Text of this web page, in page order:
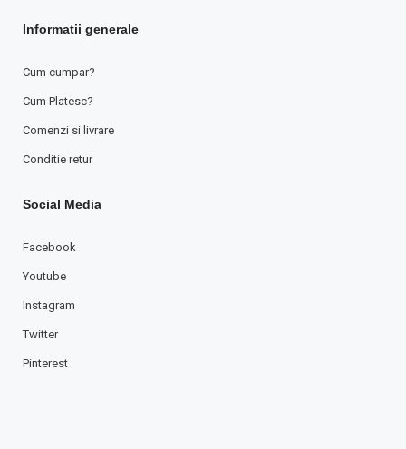
Informatii generale
Cum cumpar?
Cum Platesc?
Comenzi si livrare
Conditie retur
Social Media
Facebook
Youtube
Instagram
Twitter
Pinterest